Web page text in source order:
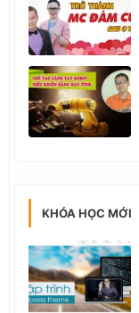
KHÓA HỌC MỚI